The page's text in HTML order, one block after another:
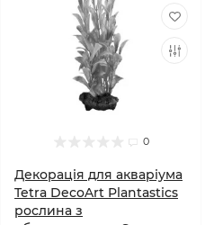
0
Декорація для акваріума
Tetra DecoArt Plantastics
рослина з